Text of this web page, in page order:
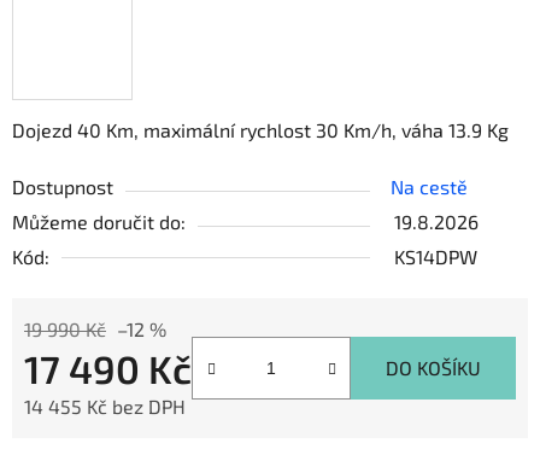
Dojezd 40 Km, maximální rychlost 30 Km/h, váha 13.9 Kg
Dostupnost
Na cestě
Můžeme doručit do:
19.8.2026
Kód:
KS14DPW
19 990 Kč –12 %
17 490 Kč
14 455 Kč bez DPH
DO KOŠÍKU